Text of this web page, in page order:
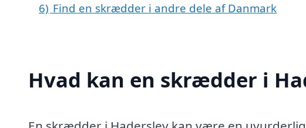
6) Find en skrædder i andre dele af Danmark
Hvad kan en skrædder i